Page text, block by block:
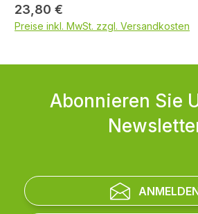
Allergiker geeignet, Ökotest “Sehr
Anwendung des Produktes ist die
Sicherheitsdatenblatt Leimfarbe
Trockenbauplatten und Beton mit
oder Kaseingrundierung oder mit
Farbenleim (125 g Farbenleim + 8
nicht grundieren. Anrühren der Farbe Pulver
angegebene Menge sauberes,
einrühren, bis die Mischung
Regulärer Preis:
23,80 €
Preise inkl. MwSt. zzgl. Versandkosten
Abonnieren Sie